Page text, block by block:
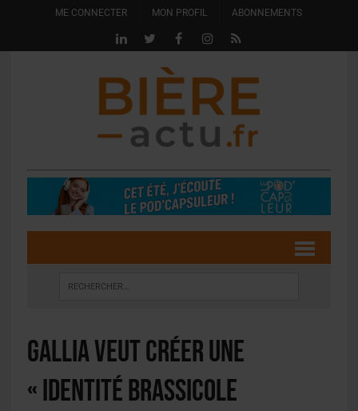
ME CONNECTER MON PROFIL ABONNEMENTS
Gallia veut créer une
« identité brassicole